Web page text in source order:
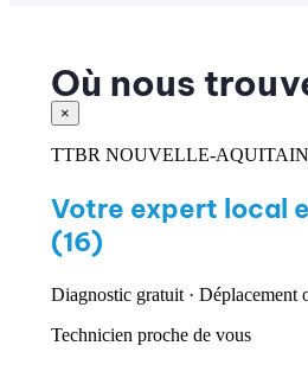
Où nous
×
TTBR NOUVELLE-
Votre expert local
(16)
Diagnostic gratuit · Déplacement
Technicien proche de vous